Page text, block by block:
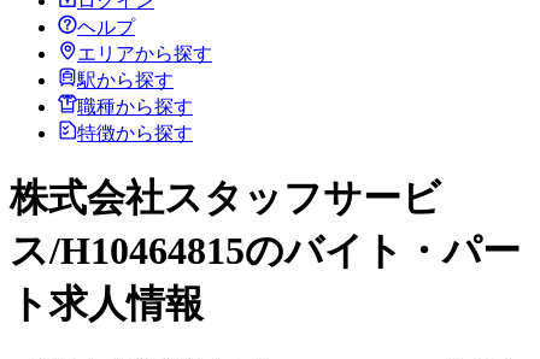
ヘルプ
エリアから探す
駅から探す
職種から探す
特徴から探す
株式会社スタッフサービ
ス/H10464815のバイト・パー
ト求人情報